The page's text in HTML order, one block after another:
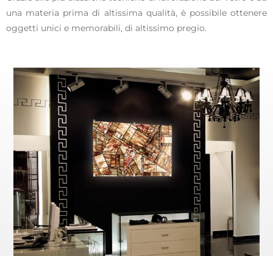
una materia prima di altissima qualità, è possibile ottenere
oggetti unici e memorabili, di altissimo pregio.